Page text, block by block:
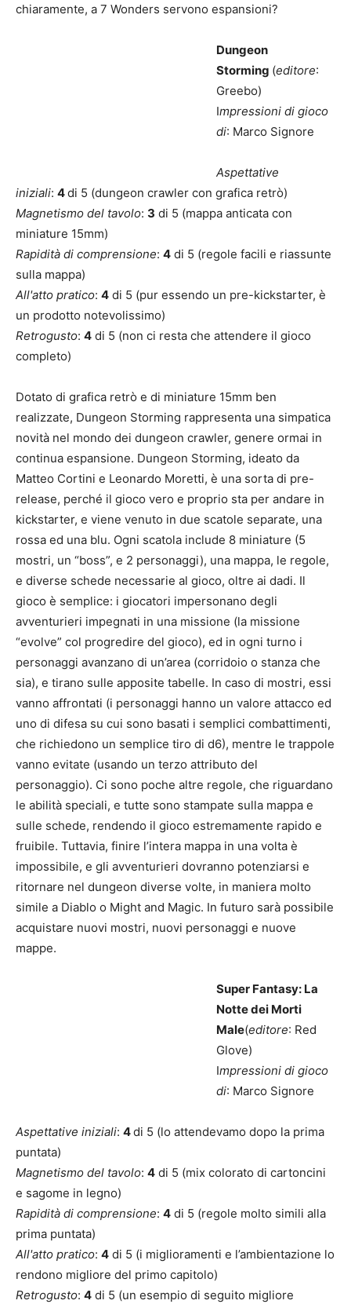
chiaramente, a 7 Wonders servono espansioni?
Dungeon
Storming (editore:
Greebo)
Impressioni di gioco
di: Marco Signore
Aspettative
iniziali: 4di 5 (dungeon crawler con grafica retrò)
Magnetismo del tavolo: 3 di 5 (mappa anticata con
miniature 15mm)
Rapidità di comprensione: 4 di 5 (regole facili e riassunte
sulla mappa)
All'atto pratico: 4 di 5 (pur essendo un pre-kickstarter, è
un prodotto notevolissimo)
Retrogusto: 4 di 5 (non ci resta che attendere il gioco
completo)
Dotato di grafica retrò e di miniature 15mm ben
realizzate, Dungeon Storming rappresenta una simpatica
novità nel mondo dei dungeon crawler, genere ormai in
continua espansione. Dungeon Storming, ideato da
Matteo Cortini e Leonardo Moretti, è una sorta di pre-
release, perché il gioco vero e proprio sta per andare in
kickstarter, e viene venuto in due scatole separate, una
rossa ed una blu. Ogni scatola include 8 miniature (5
mostri, un “boss”, e 2 personaggi), una mappa, le regole,
e diverse schede necessarie al gioco, oltre ai dadi. Il
gioco è semplice: i giocatori impersonano degli
avventurieri impegnati in una missione (la missione
“evolve” col progredire del gioco), ed in ogni turno i
personaggi avanzano di un’area (corridoio o stanza che
sia), e tirano sulle apposite tabelle. In caso di mostri, essi
vanno affrontati (i personaggi hanno un valore attacco ed
uno di difesa su cui sono basati i semplici combattimenti,
che richiedono un semplice tiro di d6), mentre le trappole
vanno evitate (usando un terzo attributo del
personaggio). Ci sono poche altre regole, che riguardano
le abilità speciali, e tutte sono stampate sulla mappa e
sulle schede, rendendo il gioco estremamente rapido e
fruibile. Tuttavia, finire l’intera mappa in una volta è
impossibile, e gli avventurieri dovranno potenziarsi e
ritornare nel dungeon diverse volte, in maniera molto
simile a Diablo o Might and Magic. In futuro sarà possibile
acquistare nuovi mostri, nuovi personaggi e nuove
mappe.
Super Fantasy: La
Notte dei Morti
Male(editore: Red
Glove)
Impressioni di gioco
di: Marco Signore
Aspettative iniziali: 4di 5 (lo attendevamo dopo la prima
puntata)
Magnetismo del tavolo: 4 di 5 (mix colorato di cartoncini
e sagome in legno)
Rapidità di comprensione: 4 di 5 (regole molto simili alla
prima puntata)
All'atto pratico: 4 di 5 (i miglioramenti e l’ambientazione lo
rendono migliore del primo capitolo)
Retrogusto: 4 di 5 (un esempio di seguito migliore